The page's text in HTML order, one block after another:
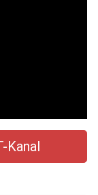
Kanal